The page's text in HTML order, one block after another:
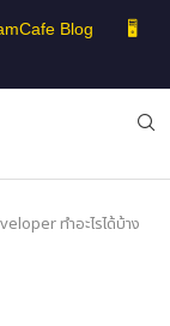
Blog
🖥️
ทำอะไรได้บ้าง